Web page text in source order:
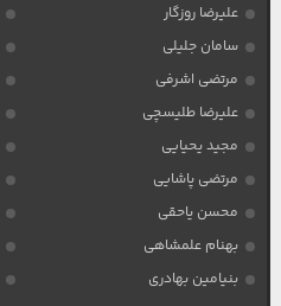
علیرضا روزگار
سامان جلیلی
مرتضی اشرفی
علیرضا طلیسچی
مجید یحیایی
مرتضی پاشایی
محسن یاحقی
بهنام علمشاهی
بنیامین بهادری